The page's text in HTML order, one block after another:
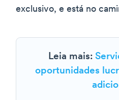
exclusivo, e está no
Leia mais:
oportunidades